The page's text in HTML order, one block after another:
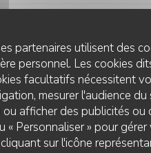
partenaires utilisent des
personnel. Les cookies
facultatifs nécessitent
mesurer l'audience
afficher des publicités
« Personnaliser » pour
sur l'icône
Service :5/5
Service: 5/5